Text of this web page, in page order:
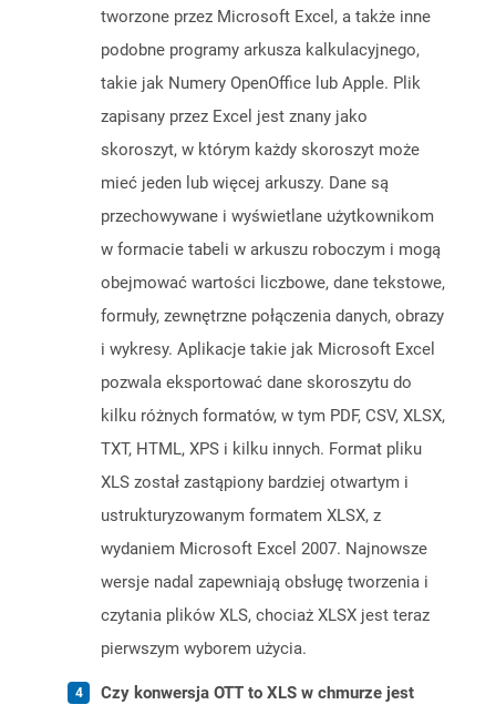
tworzone przez Microsoft Excel, a także inne
podobne programy arkusza kalkulacyjnego,
takie jak Numery OpenOffice lub Apple. Plik
zapisany przez Excel jest znany jako
skoroszyt, w którym każdy skoroszyt może
mieć jeden lub więcej arkuszy. Dane są
przechowywane i wyświetlane użytkownikom
w formacie tabeli w arkuszu roboczym i mogą
obejmować wartości liczbowe, dane tekstowe,
formuły, zewnętrzne połączenia danych, obrazy
i wykresy. Aplikacje takie jak Microsoft Excel
pozwala eksportować dane skoroszytu do
kilku różnych formatów, w tym PDF, CSV, XLSX,
TXT, HTML, XPS i kilku innych. Format pliku
XLS został zastąpiony bardziej otwartym i
ustrukturyzowanym formatem XLSX, z
wydaniem Microsoft Excel 2007. Najnowsze
wersje nadal zapewniają obsługę tworzenia i
czytania plików XLS, chociaż XLSX jest teraz
pierwszym wyborem użycia.
Czy konwersja OTT to XLS w chmurze jest